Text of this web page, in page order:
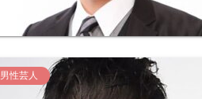
男性芸人